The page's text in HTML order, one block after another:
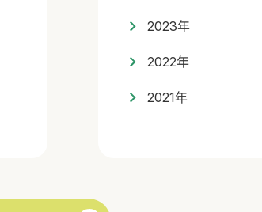
2023年
2022年
2021年